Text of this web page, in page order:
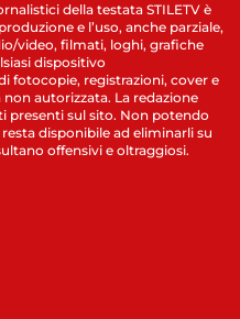
della testata STILETV è
e l’uso, anche parziale,
video, filmati, loghi, grafiche
dispositivo
fotocopie, registrazioni, cover e
autorizzata. La redazione
presenti sul sito. Non potendo
disponibile ad eliminarli su
offensivi e oltraggiosi.